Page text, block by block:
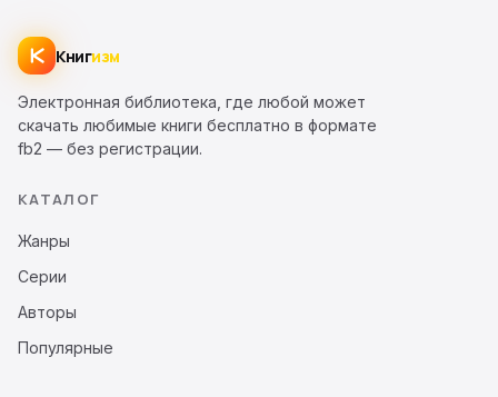
Книгизм
Электронная библиотека, где любой может
скачать любимые книги бесплатно в формате
fb2 — без регистрации.
КАТАЛОГ
Жанры
Серии
Авторы
Популярные